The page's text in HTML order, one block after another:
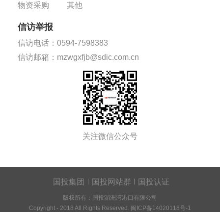
物资采购
其他
信访举报
信访电话：0594-7598383
信访邮箱：mzwgxfjb@sdic.com.cn
关注微信公众号
国投集团 国投网站群 国投认证
版权所有：国投湄洲湾港口有限公司
Copyright - 2018 All Rights Reserved. 闽ICP备14020118号-1